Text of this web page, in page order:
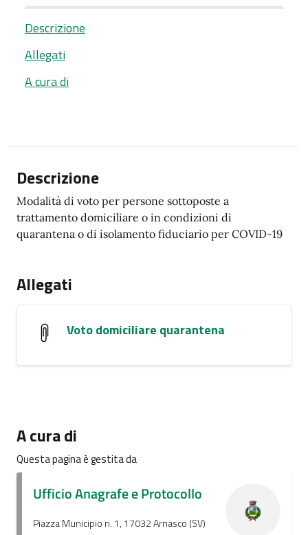
Descrizione
Allegati
A cura di
Descrizione
Modalità di voto per persone sottoposte a
trattamento domiciliare o in condizioni di
quarantena o di isolamento fiduciario per COVID-19
Allegati
Voto domiciliare quarantena
A cura di
Questa pagina è gestita da
Ufficio Anagrafe e Protocollo
Piazza Municipio n. 1, 17032 Arnasco (SV)